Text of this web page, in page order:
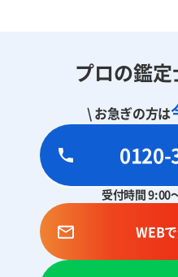
プロの鑑
\ お急ぎの方は
0120-
受付時間 9:00
WEB